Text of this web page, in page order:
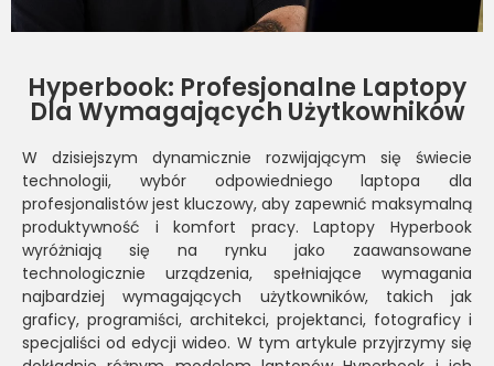
Hyperbook: Profesjonalne Laptopy
Dla Wymagających Użytkowników
W dzisiejszym dynamicznie rozwijającym się świecie
technologii, wybór odpowiedniego laptopa dla
profesjonalistów jest kluczowy, aby zapewnić maksymalną
produktywność i komfort pracy. Laptopy Hyperbook
wyróżniają się na rynku jako zaawansowane
technologicznie urządzenia, spełniające wymagania
najbardziej wymagających użytkowników, takich jak
graficy, programiści, architekci, projektanci, fotograficy i
specjaliści od edycji wideo. W tym artykule przyjrzymy się